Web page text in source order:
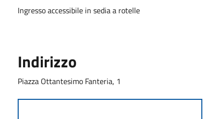
Ingresso accessibile in sedia a rotelle
Indirizzo
Piazza Ottantesimo Fanteria, 1